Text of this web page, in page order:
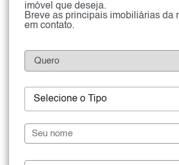
imóvel que deseja.
Breve as principais imobiliárias da
em contato.
Selecione o Tipo